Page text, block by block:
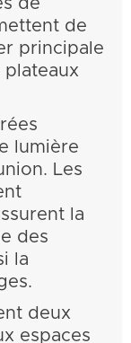
de
principale
plateaux
lumière
Les
la
des
la
deux
espaces